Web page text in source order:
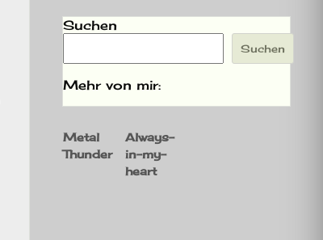
Suchen
Suchen
Mehr von mir:
Metal
Thunder
Always-
in-my-
heart